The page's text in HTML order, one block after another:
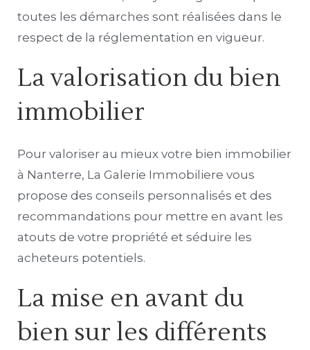
toutes les démarches sont réalisées dans le
respect de la réglementation en vigueur.
La valorisation du bien
immobilier
Pour valoriser au mieux votre bien immobilier
à Nanterre, La Galerie Immobiliere vous
propose des conseils personnalisés et des
recommandations pour mettre en avant les
atouts de votre propriété et séduire les
acheteurs potentiels.
La mise en avant du
bien sur les différents